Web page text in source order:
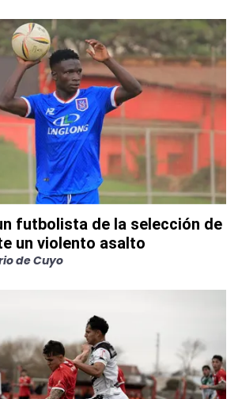
futbolista de la selección de
un violento asalto
de Cuyo